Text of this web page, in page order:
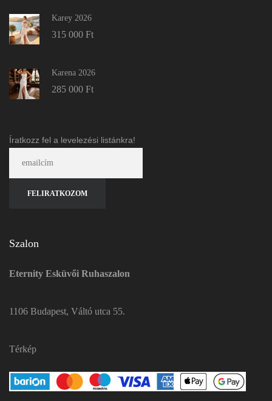
Karey 2026
315 000 Ft
Karena 2026
285 000 Ft
Íratkozz fel a levelezési listánkra!
Szalon
Eternity Esküvői Ruhaszalon
1106 Budapest, Váltó utca 55.
Térkép